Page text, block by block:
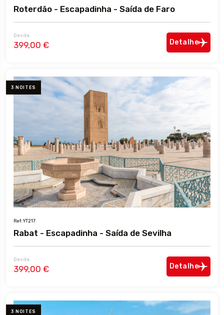
Roterdão - Escapadinha - Saída de Faro
Desde
399,00 € Detalhe
3 NOITES
Ref: YT217
Rabat - Escapadinha - Saída de Sevilha
Desde
399,00 € Detalhe
3 NOITES